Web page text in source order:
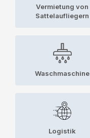
Vermietung von
Sattelaufliegern
Waschmaschine
Logistik